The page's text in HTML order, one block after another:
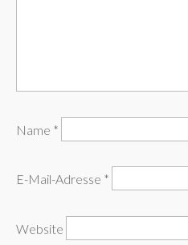
Name *
E-Mail-Adresse *
Website